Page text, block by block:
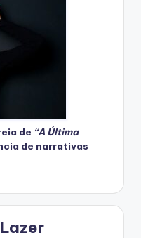
de “A Última
de narrativas